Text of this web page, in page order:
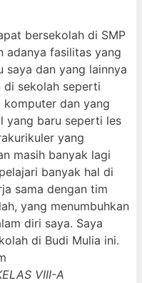
bersekolah di SMP
adanya fasilitas yang
saya dan yang lainnya
di sekolah seperti
dan yang
yang baru seperti les
yang
masih banyak lagi
banyak hal di
sama dengan tim
yang menumbuhkan
diri saya. Saya
di Budi Mulia ini.
VIII-A